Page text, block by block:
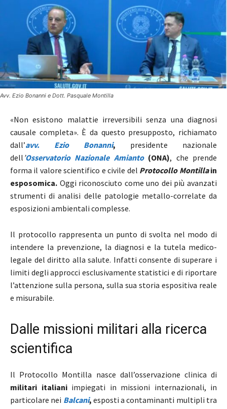
Avv. Ezio Bonanni e Dott. Pasquale Montilla
«Non esistono malattie irreversibili senza una diagnosi
causale completa». È da questo presupposto, richiamato
dall’avv. Ezio Bonanni, presidente nazionale
dell ’Osservatorio Nazionale Amianto(ONA), che prende
forma il valore scientifico e civile del Protocollo Montillain
esposomica. Oggi riconosciuto come uno dei più avanzati
strumenti di analisi delle patologie metallo-correlate da
esposizioni ambientali complesse.
Il protocollo rappresenta un punto di svolta nel modo di
intendere la prevenzione, la diagnosi e la tutela medico-
legale del diritto alla salute. Infatti consente di superare i
limiti degli approcci esclusivamente statistici e di riportare
l’attenzione sulla persona, sulla sua storia espositiva reale
e misurabile.
Dalle missioni militari alla ricerca
scientifica
Il Protocollo Montilla nasce dall’osservazione clinica di
militari italianiimpiegati in missioni internazionali, in
particolare nei Balcani, esposti a contaminanti multipli tra